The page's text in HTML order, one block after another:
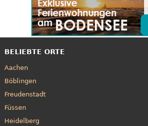
BELIEBTE ORTE
Aachen
Böblingen
Freudenstadt
Füssen
Heidelberg